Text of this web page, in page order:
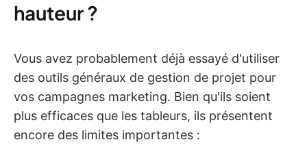
hauteur ?
Vous avez probablement déjà essayé d'utiliser
des outils généraux de gestion de projet pour
vos campagnes marketing. Bien qu'ils soient
plus efficaces que les tableurs, ils présentent
encore des limites importantes :